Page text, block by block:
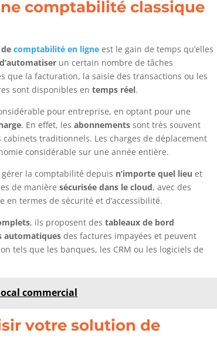
comptabilité classique
comptabilité en ligne est le gain de temps qu’elles
d’automatiser un certain nombre de tâches
que la facturation, la saisie des transactions ou les
sont disponibles entemps réel.
pour entreprise, en optant pour une
. En effet, lesabonnements sont très souvent
traditionnels. Les charges de déplacement
considérable sur une année entière.
la comptabilité depuis n’importe quel lieu et
de manièresécurisée dans le cloud, avec des
en termes de sécurité et d’accessibilité.
, ils proposent destableaux de bord
automatiques des factures impayées et peuvent
tels que les banques, les CRM ou les logiciels de
commercial
votre solution de